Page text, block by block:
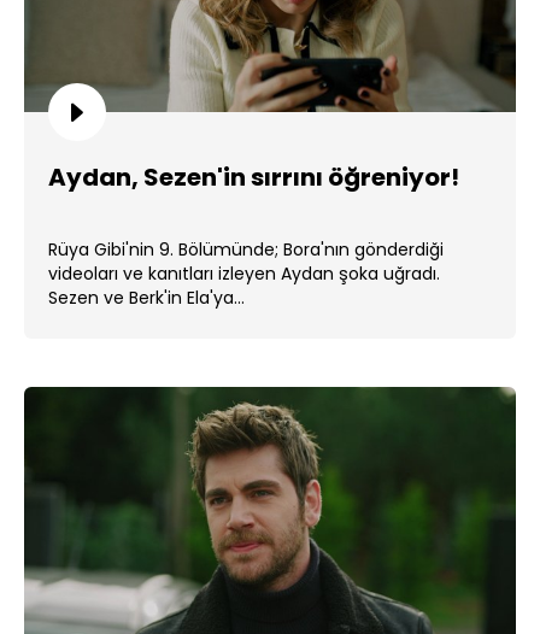
Aydan, Sezen'in sırrını öğreniyor!
Rüya Gibi'nin 9. Bölümünde; Bora'nın gönderdiği
videoları ve kanıtları izleyen Aydan şoka uğradı.
Sezen ve Berk'in Ela'ya...